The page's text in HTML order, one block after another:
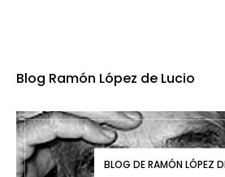
Blog Ramón López de Lucio
BLOG DE RAMÓN LÓPEZ